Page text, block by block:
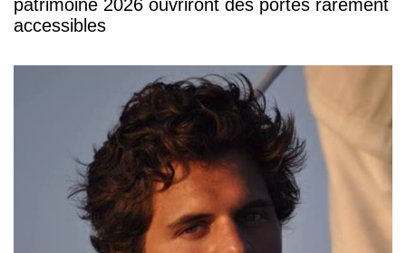
patrimoine 2026 ouvriront des portes rarement
accessibles